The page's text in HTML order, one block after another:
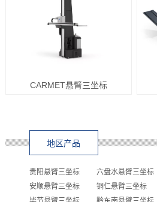
CARMET悬臂三坐标
地区产品
贵阳悬臂三坐标 六盘水悬臂三坐标
安顺悬臂三坐标
铜仁悬臂三坐标